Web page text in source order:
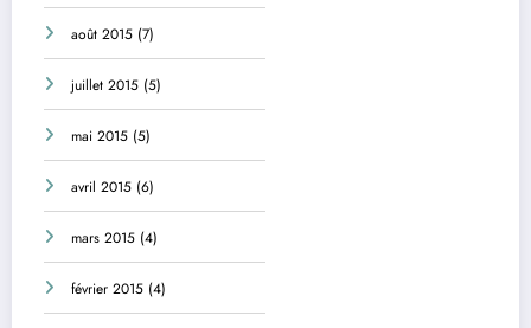
août 2015 (7)
juillet 2015 (5)
mai 2015 (5)
avril 2015 (6)
mars 2015 (4)
février 2015 (4)